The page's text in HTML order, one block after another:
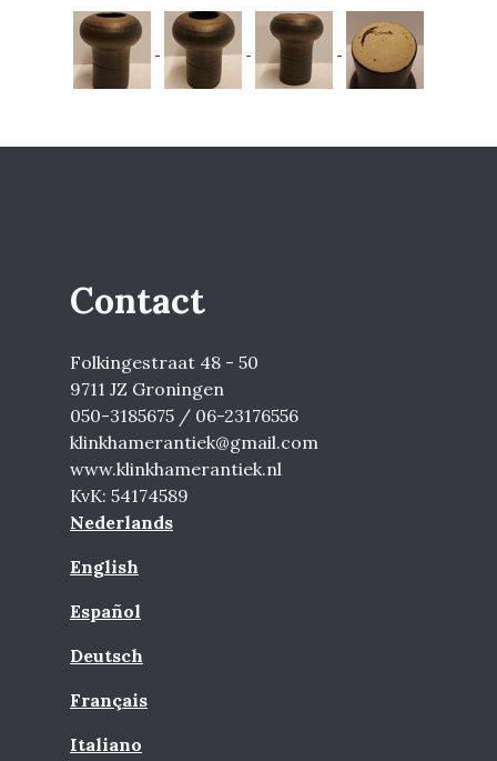
Contact
Folkingestraat 48 - 50
9711 JZ Groningen
050-3185675 / 06-23176556
klinkhamerantiek@gmail.com
www.klinkhamerantiek.nl
KvK: 54174589
Nederlands
English
Español
Deutsch
Français
Italiano